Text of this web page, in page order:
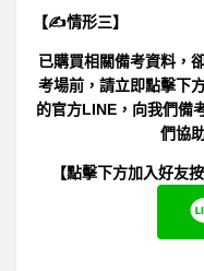
【✍情形三】
已購買相關備考資料，
考場前，請立即點擊下
的官方LINE，向我們備
們協
【點擊下方加入好友